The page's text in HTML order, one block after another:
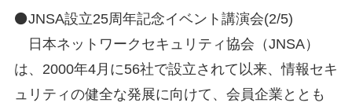
⚫JNSA設立25周年記念イベント講演会(2/5)
日本ネットワークセキュリティ協会（JNSA）
は、2000年4月に56社で設立されて以来、情報セキ
ュリティの健全な発展に向けて、会員企業ととも